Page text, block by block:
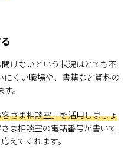
けないという状況はとても不
くい職場や、書籍など資料の
。
さま相談室」を活用しましょ
ま相談室の電話番号が書いて
えてくれます。